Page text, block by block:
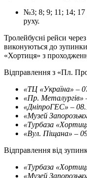
№3; 8; 9; 11; 14; 17
руху.
Тролейбусні рейси
виконуються до
«Хортиця» з
Відправлення з «Пл.
«ТЦ «Україна» –
«Пр. Металургів»
«ДніпроГЕС» –
«Музей
«Турбаза
«Вул. Піщана» –
Відправлення від
«Турбаза
«Музей